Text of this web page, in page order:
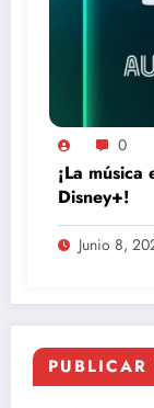
0
¡La
Disney+!
Junio 8,
PUBLICAR